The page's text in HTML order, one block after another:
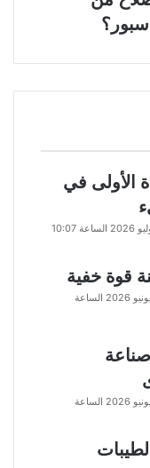
الأولى في
الأربعاء 1 يوليو 2026 الساعة 10:07
قوة خفية
الإثنين 29 يونيو 2026 الساعة
الإثنين 29 يونيو 2026 الساعة